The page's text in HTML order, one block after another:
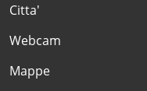
Citta'
Webcam
Mappe